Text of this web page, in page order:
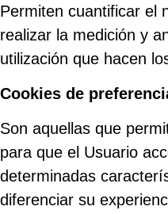
Permiten cuantificar el
realizar la medición y
utilización que hacen
Cookies de
Son aquellas que
para que el Usuario
determinadas
diferenciar su